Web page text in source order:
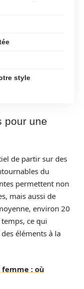
style
pour une
de partir sur des
du
permettent non
mais aussi de
environ 20
ce qui
éléments à la
: où